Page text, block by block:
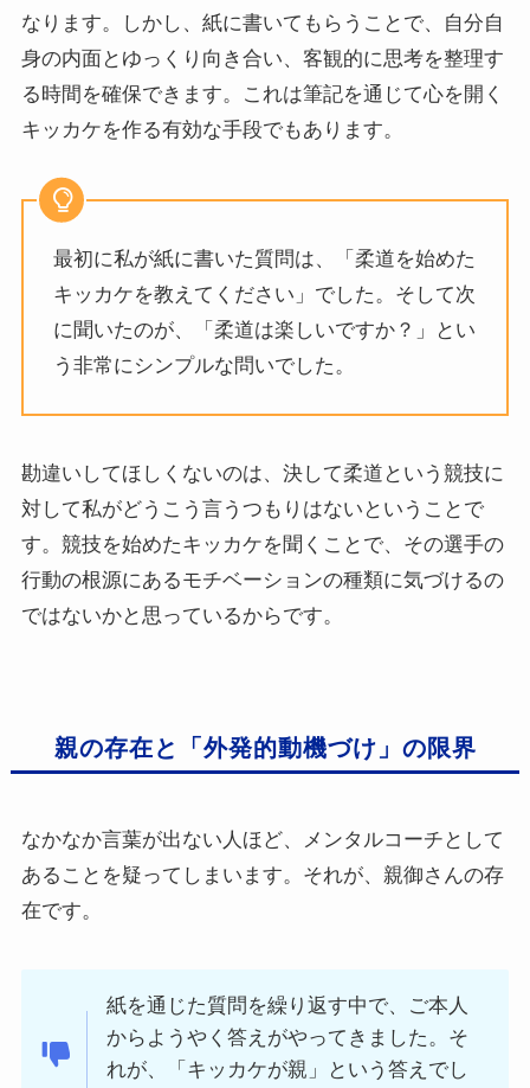
なります。しかし、紙に書いてもらうことで、自分自
身の内面とゆっくり向き合い、客観的に思考を整理す
る時間を確保できます。これは筆記を通じて心を開く
キッカケを作る有効な手段でもあります。
最初に私が紙に書いた質問は、「柔道を始めた
キッカケを教えてください」でした。そして次
に聞いたのが、「柔道は楽しいですか？」とい
う非常にシンプルな問いでした。
勘違いしてほしくないのは、決して柔道という競技に
対して私がどうこう言うつもりはないということで
す。競技を始めたキッカケを聞くことで、その選手の
行動の根源にあるモチベーションの種類に気づけるの
ではないかと思っているからです。
親の存在と「外発的動機づけ」の限界
なかなか言葉が出ない人ほど、メンタルコーチとして
あることを疑ってしまいます。それが、親御さんの存
在です。
紙を通じた質問を繰り返す中で、ご本人
からようやく答えがやってきました。そ
れが、「キッカケが親」という答えでし